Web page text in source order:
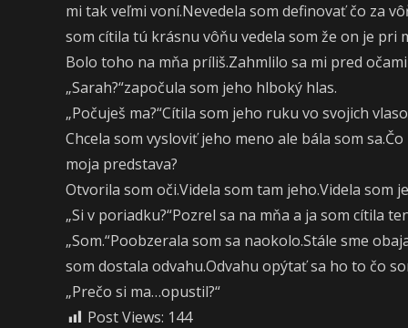
mi tak veľmi voní.Nevedela som definovať čo za
som cítila tú krásnu vôňu vedela som že on je pri
Bolo toho na mňa príliš.Zahmlilo sa mi pred
„Sarah?“započula som jeho hlboký hlas.
„Počuješ ma?“Cítila som jeho ruku vo svojich
Chcela som vysloviť jeho meno ale bála som
moja predstava?
Otvorila som oči.Videla som tam jeho.Videla som
„Si v poriadku?“Pozrel sa na mňa a ja som cítila
„Som.“Poobzerala som sa naokolo.Stále sme
som dostala odvahu.Odvahu opýtať sa ho to čo
„Prečo si ma…opustil?“
Post Views: 144